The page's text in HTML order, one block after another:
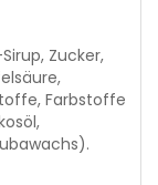
Zucker,
Farbstoffe